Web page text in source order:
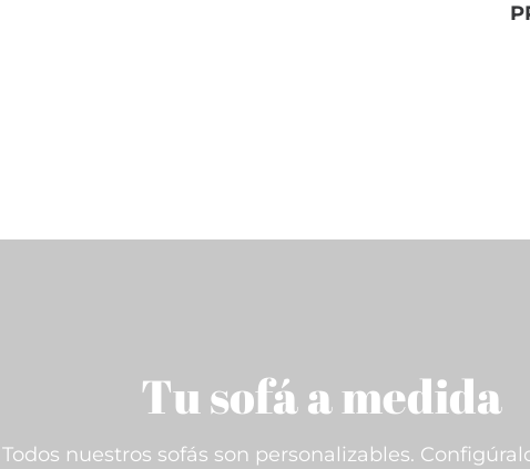
Tu sofá a medida
Todos nuestros sofás son personalizables.